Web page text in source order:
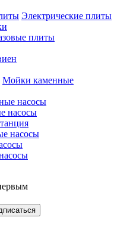
Электрические плиты
плиты
Мойки каменные
насосы
насосы
насосы